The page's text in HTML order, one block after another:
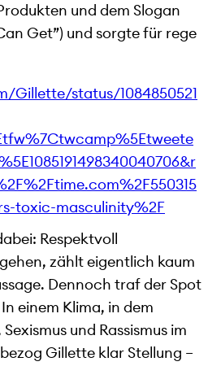
und dem Slogan
Get”) und sorgte für rege
Gillette/status/1084850521
toxic-masculinity%2F
Respektvoll
zählt eigentlich kaum
Dennoch traf der Spot
einem Klima, in dem
und Rassismus im
Gillette klar Stellung –